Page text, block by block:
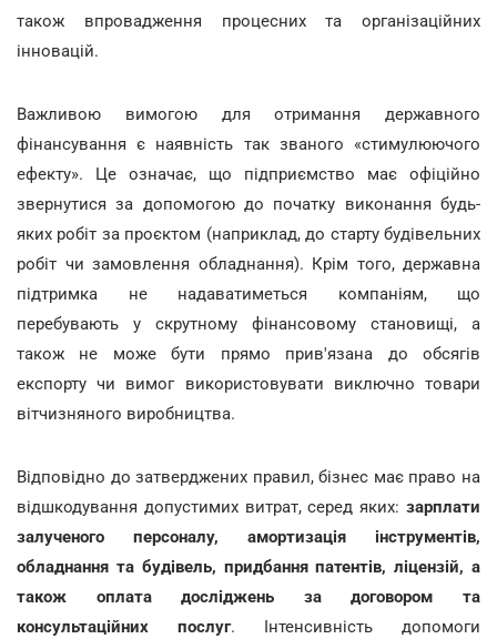
також впровадження процесних та організаційних
інновацій.
Важливою вимогою для отримання державного
фінансування є наявність так званого «стимулюючого
ефекту». Це означає, що підприємство має офіційно
звернутися за допомогою до початку виконання будь-
яких робіт за проєктом (наприклад, до старту будівельних
робіт чи замовлення обладнання). Крім того, державна
підтримка не надаватиметься компаніям, що
перебувають у скрутному фінансовому становищі, а
також не може бути прямо прив'язана до обсягів
експорту чи вимог використовувати виключно товари
вітчизняного виробництва.
Відповідно до затверджених правил, бізнес має право на
відшкодування допустимих витрат, серед яких: зарплати
залученого персоналу, амортизація інструментів,
обладнання та будівель, придбання патентів, ліцензій, а
також оплата досліджень за договором та
консультаційних послуг. Інтенсивність допомоги